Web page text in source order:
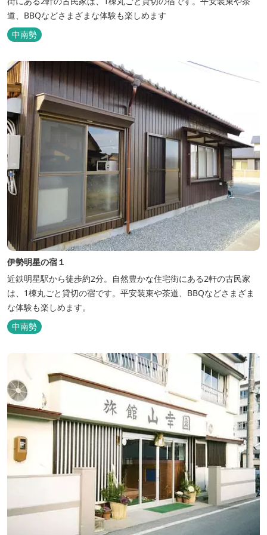
道、BBQなどさまざまな体験も楽しめます
中南勢
伊勢明星の宿１
近鉄明星駅から徒歩約2分。自然豊かな住宅街にある2軒の古民家
は、1棟丸ごと貸切の宿です。平安装束や茶道、BBQなどさまざま
な体験も楽しめます。
中南勢